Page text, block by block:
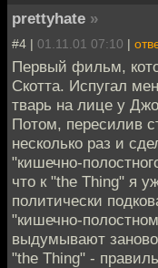
prettyhate »
#4 | 01.11.01 07:10 |
Первый фильм,
Скотта. Испугал
тварь на лице у
Потом, пересилив
несколько раз и
"кишечно-
что к "the Thing" я
политически
"кишечно-
выдумывают
"the Thing" -